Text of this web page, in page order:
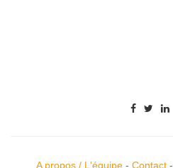
A propos / L'équipe- Contact-